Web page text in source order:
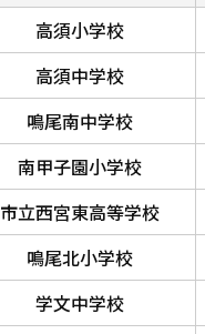
高須小学校
高須中学校
鳴尾南中学校
南甲子園小学校
市立西宮東高等学校
鳴尾北小学校
学文中学校